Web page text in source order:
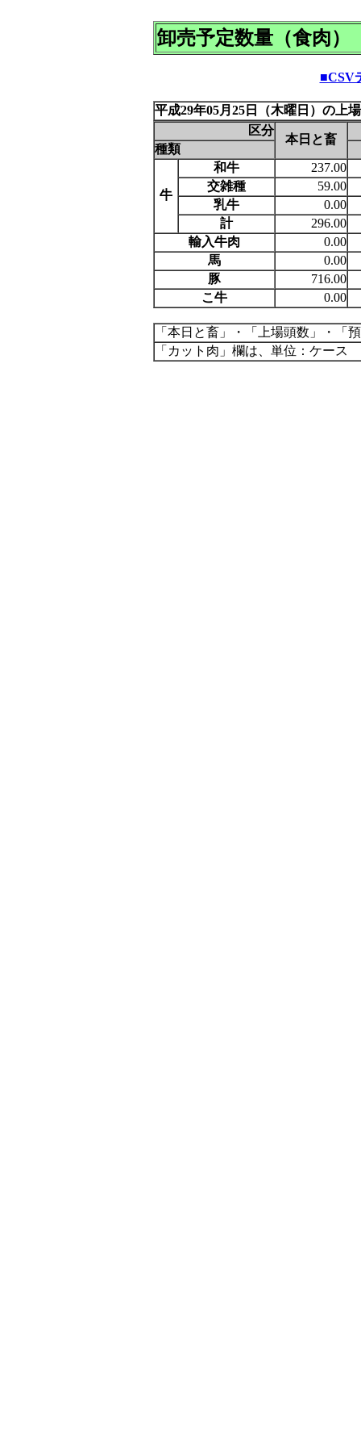
卸売予定数量（食肉）
■CSV
平成29年05月25日（木曜日）の上
区分
本日と畜
種類
牛
和牛
237.00
交雑種
59.00
乳牛
0.00
計
296.00
輸入牛肉
0.00
馬
0.00
豚
716.00
こ牛
0.00
「本日と畜」・「上場頭数」・「
「カット肉」欄は、単位：ケース